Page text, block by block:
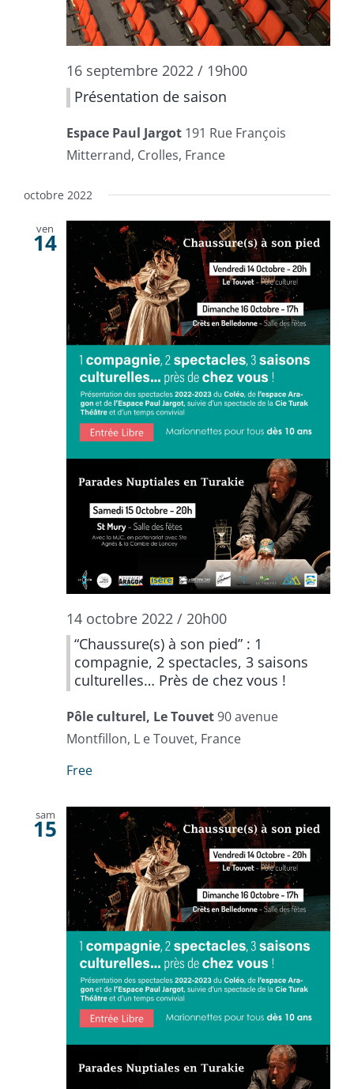
16 septembre 2022 / 19h00
Présentation de saison
Espace Paul Jargot 191 Rue François
Mitterrand, Crolles, France
octobre 2022
ven
14
14 octobre 2022 / 20h00
“Chaussure(s) à son pied” : 1
compagnie, 2 spectacles, 3 saisons
culturelles… Près de chez vous !
Pôle culturel, Le Touvet90 avenue
Montfillon, L e Touvet, France
Free
sam
15